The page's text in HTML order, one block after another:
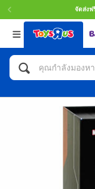
จัดส่งฟ
กลับ
หมวดหมู่
แอคชั่นฟิกเก
จักรยาน สกู๊
ตัวต่อและ
รถของเล่น,
และรีโมทบั
กลับ
แบรนด์
Toy Story ทอ
Super
LEGOเลโก้
กลับ
Age
0~2 ปี
8~11 ปี